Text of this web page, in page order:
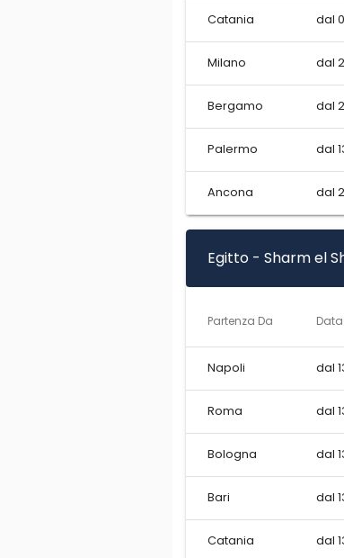
Catania dal
Milano dal
Bergamo dal
Palermo dal
Ancona dal
Egitto - Sharm el
Partenza Da Data
Napoli dal
Roma dal
Bologna dal
Bari dal
Catania dal